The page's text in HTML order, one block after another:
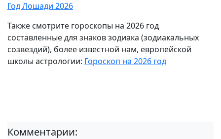
Год Лошади 2026
Также смотрите гороскопы на 2026 год
составленные для знаков зодиака (зодиакальных
созвездий), более известной нам, европейской
школы астрологии: Гороскоп на 2026 год
Комментарии: